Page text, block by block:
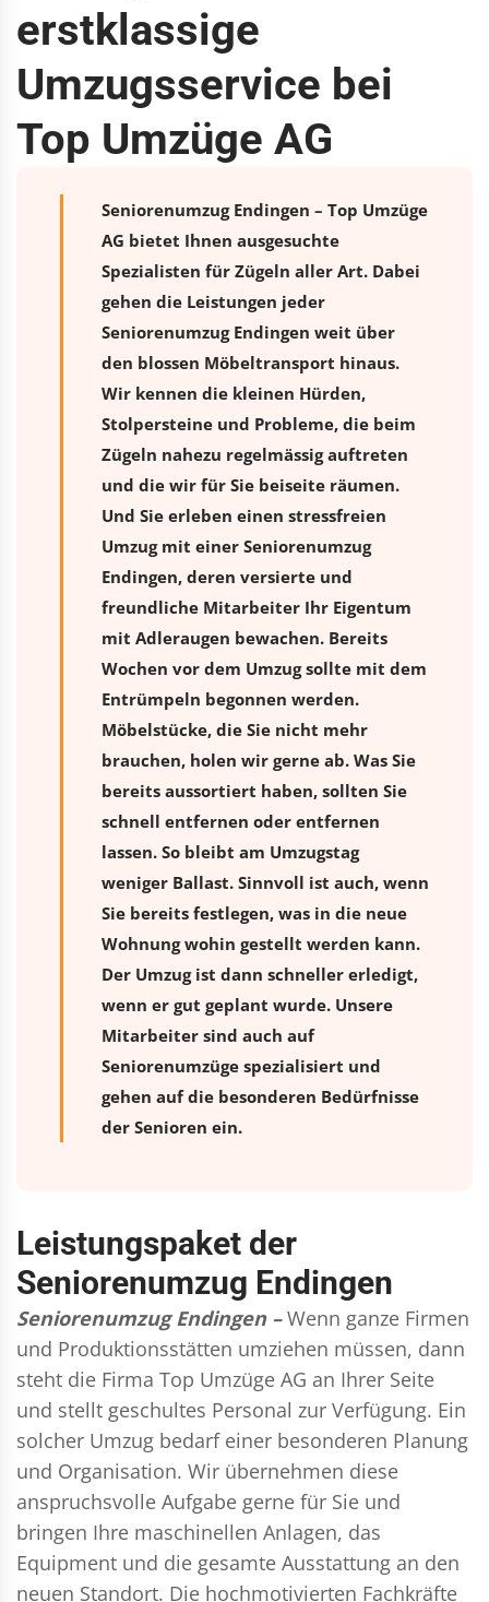
erstklassige
Umzugsservice bei
Top Umzüge AG
Seniorenumzug Endingen – Top Umzüge
AG bietet Ihnen ausgesuchte
Spezialisten für Zügeln aller Art. Dabei
gehen die Leistungen jeder
Seniorenumzug Endingen weit über
den blossen Möbeltransport hinaus.
Wir kennen die kleinen Hürden,
Stolpersteine und Probleme, die beim
Zügeln nahezu regelmässig auftreten
und die wir für Sie beiseite räumen.
Und Sie erleben einen stressfreien
Umzugmit einer Seniorenumzug
Endingen, deren versierte und
freundliche Mitarbeiter Ihr Eigentum
mit Adleraugen bewachen. Bereits
Wochen vor dem Umzug sollte mit dem
Entrümpeln begonnen werden.
Möbelstücke, die Sie nicht mehr
brauchen, holen wir gerne ab. Was Sie
bereits aussortiert haben, sollten Sie
schnell entfernen oder entfernen
lassen. So bleibt am Umzugstag
weniger Ballast. Sinnvoll ist auch, wenn
Sie bereits festlegen, was in die neue
Wohnung wohin gestellt werden kann.
Der Umzug ist dann schneller erledigt,
wenn er gut geplant wurde. Unsere
Mitarbeiter sind auch auf
Seniorenumzüge spezialisiert und
gehen auf die besonderen Bedürfnisse
der Senioren ein.
Leistungspaket der
Seniorenumzug Endingen
Seniorenumzug Endingen – Wenn ganze Firmen
und Produktionsstätten umziehen müssen, dann
steht die Firma Top Umzüge AG an Ihrer Seite
und stellt geschultes Personal zur Verfügung. Ein
solcher Umzug bedarf einer besonderen Planung
und Organisation. Wir übernehmen diese
anspruchsvolle Aufgabe gerne für Sie und
bringen Ihre maschinellen Anlagen, das
Equipment und die gesamte Ausstattung an den
neuen Standort. Die hochmotivierten Fachkräfte